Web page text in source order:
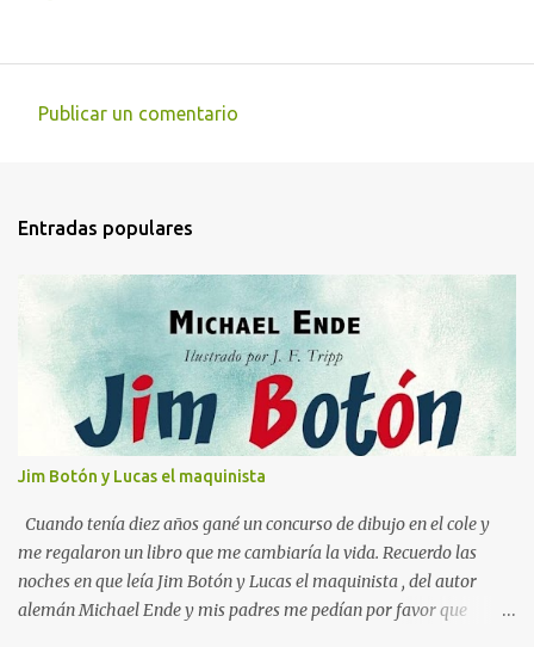
e
s
Publicar un comentario
Entradas populares
Jim Botón y Lucas el maquinista
Cuando tenía diez años gané un concurso de dibujo en el cole y
me regalaron un libro que me cambiaría la vida. Recuerdo las
noches en que leía Jim Botón y Lucas el maquinista , del autor
alemán Michael Ende y mis padres me pedían por favor que